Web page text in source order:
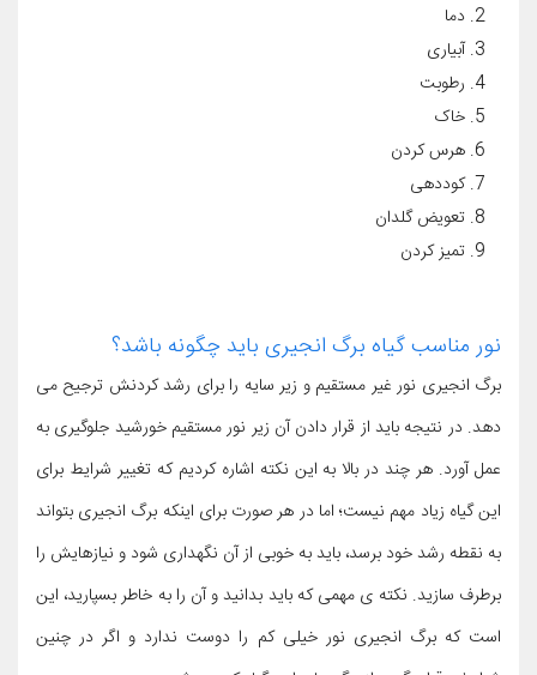
دما
آبیاری
رطوبت
خاک
هرس کردن
کوددهی
تعویض گلدان
تمیز کردن
نور مناسب گیاه برگ انجیری باید چگونه باشد؟
برگ انجیری نور غیر مستقیم و زیر سایه را برای رشد کردنش ترجیح می
دهد. در نتیجه باید از قرار دادن آن زیر نور مستقیم خورشید جلوگیری به
عمل آورد. هر چند در بالا به این نکته اشاره کردیم که تغییر شرایط برای
این گیاه زیاد مهم نیست؛ اما در هر صورت برای اینکه برگ انجیری بتواند
به نقطه رشد خود برسد، باید به خوبی از آن نگهداری شود و نیازهایش را
برطرف سازید. نکته ی مهمی که باید بدانید و آن را به خاطر بسپارید، این
است که برگ انجیری نور خیلی کم را دوست ندارد و اگر در چنین